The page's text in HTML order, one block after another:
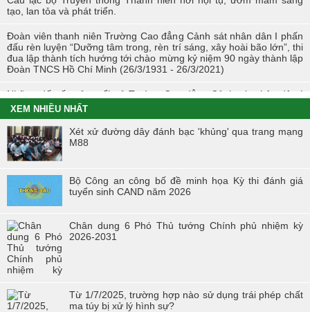
tạo, lan tỏa và phát triển.
Đoàn viên thanh niên Trường Cao đẳng Cảnh sát nhân dân I phấn
đấu rèn luyện “Dưỡng tâm trong, rèn trí sáng, xây hoài bão lớn”, thi
đua lập thành tích hướng tới chào mừng kỷ niệm 90 ngày thành lập
Đoàn TNCS Hồ Chí Minh (26/3/1931 - 26/3/2021)
Những dấu ấn của tuổi trẻ Trường Cao đẳng Cảnh sát nhân dân I
trong Tháng Thanh niên 2021
Chiến dịch tình nguyện mùa đông năm 2020 và Xuân biên cương
năm 2021 trong tuổi trẻ Trường Cao đẳng Cảnh sát nhân dân I
đoàn tại Hội thi “Đoàn viên Công đoàn Tổng cục Chính trị CAND
học tập và làm theo tư tưởng, đạo đức, phong cách Hồ Chí Minh” -
khu vực phía Bắc
Hội thi “Người chiến sĩ Cảnh sát thanh lịch, tài năng” lần thứ 2 năm
2017.
XEM NHIỀU NHẤT
Xét xử đường dây đánh bạc 'khủng' qua trang mạng
M88
Bộ Công an công bố đề minh họa Kỳ thi đánh giá
tuyển sinh CAND năm 2026
Chân dung 6 Phó Thủ tướng Chính phủ nhiệm kỳ
2026-2031
Từ 1/7/2025, trường hợp nào sử dụng trái phép chất
ma túy bị xử lý hình sự?